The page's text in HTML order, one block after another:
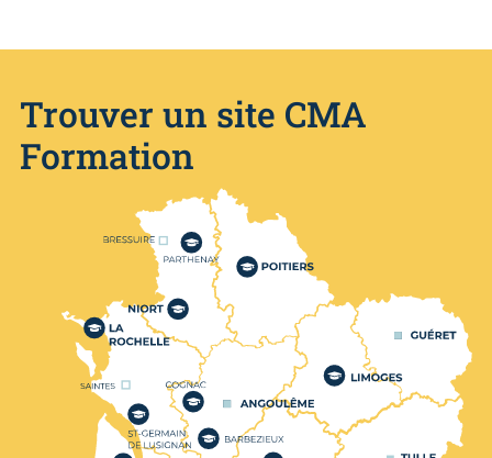
Trouver un site CMA
Formation
Nos centres de formation